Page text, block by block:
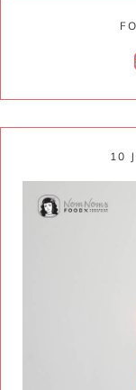
10